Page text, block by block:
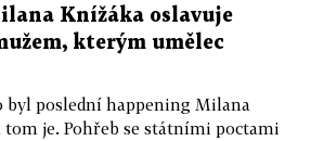
Knížáka oslavuje
kterým umělec
poslední happening Milana
tom je. Pohřeb se státními poctami